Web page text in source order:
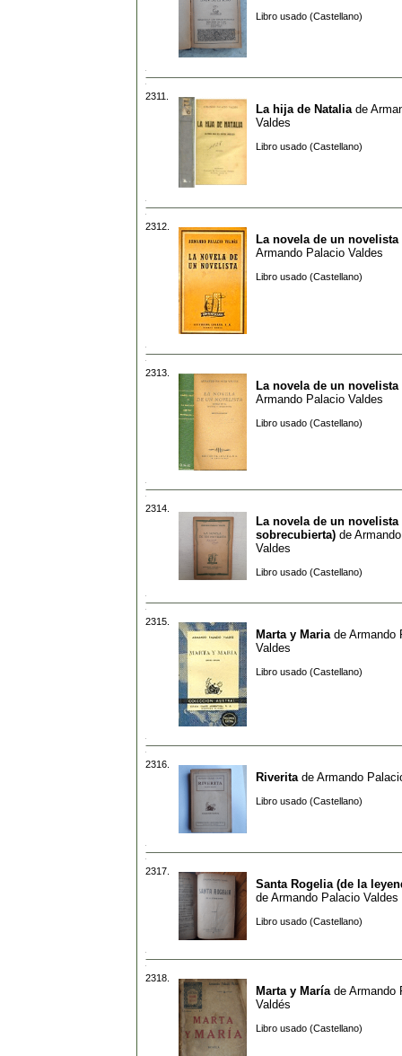
Libro usado (Castellano)
2311.
La hija de Natalia de
Valdes
Libro usado (Castellano)
2312.
La novela de un novelista
Armando Palacio Valdes
Libro usado (Castellano)
2313.
La novela de un novelista
Armando Palacio Valdes
Libro usado (Castellano)
2314.
La novela de un novelista
sobrecubierta) de
Valdes
Libro usado (Castellano)
2315.
Marta y Maria de Armando
Valdes
Libro usado (Castellano)
2316.
Riverita de Armando
Libro usado (Castellano)
2317.
Santa Rogelia (de la
de Armando Palacio Valdes
Libro usado (Castellano)
2318.
Marta y María de Armando
Valdés
Libro usado (Castellano)